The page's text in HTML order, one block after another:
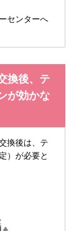
センターへ
換後、テ
が効かな
換後は、テ
）が必要と